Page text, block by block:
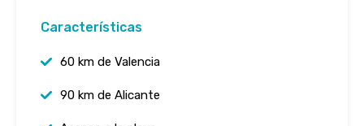
Características
60 km de Valencia
90 km de Alicante